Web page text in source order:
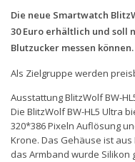
Die neue Smartwatch
30 Euro erhältlich und soll
Blutzucker messen können.
Als Zielgruppe werden
Ausstattung BlitzWolf BW-
Die BlitzWolf BW-HL5 Ultra
320*386 Pixeln Auflösung
Krone. Das Gehäuse ist
das Armband wurde Silikon